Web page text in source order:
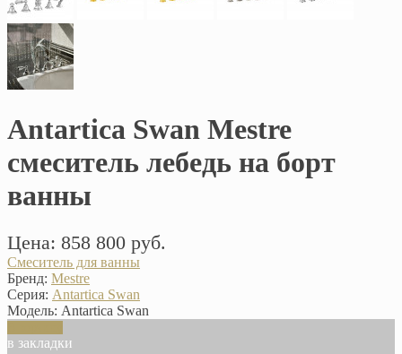
Antartica Swan Mestre
смеситель лебедь на борт
ванны
Цена: 858 800 руб.
Смеситель для ванны
Бренд: Mestre
Серия: Antartica Swan
Модель: Antartica Swan
в закладки